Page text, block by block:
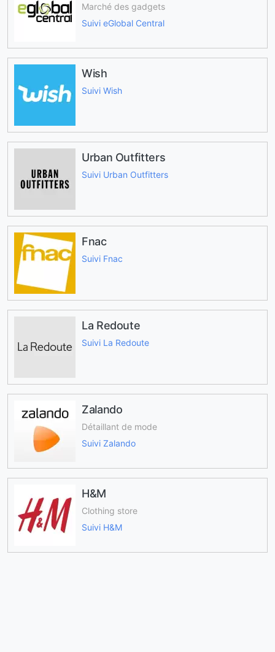
Marché des gadgets
Suivi eGlobal Central
Wish
Suivi Wish
Urban Outfitters
Suivi Urban Outfitters
Fnac
Suivi Fnac
La Redoute
Suivi La Redoute
Zalando
Détaillant de mode
Suivi Zalando
H&M
Clothing store
Suivi H&M